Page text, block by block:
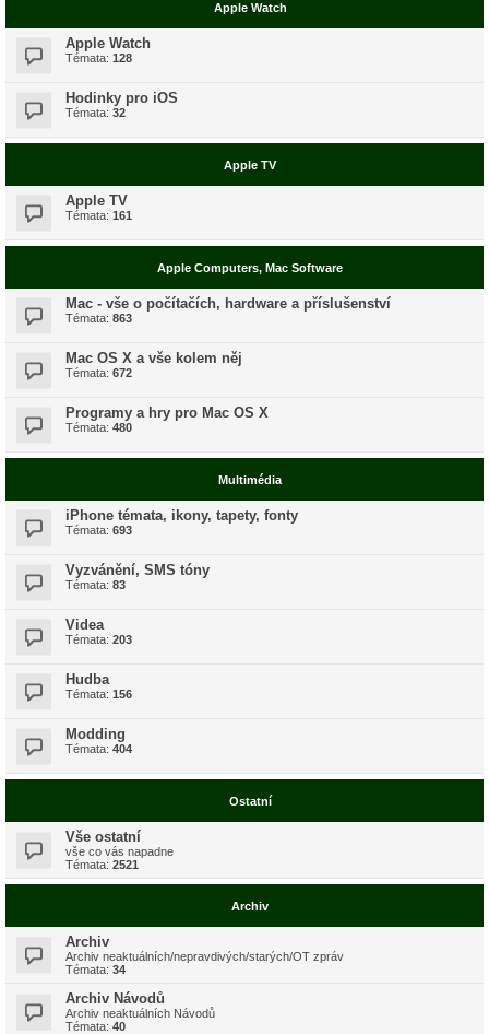
Apple Watch
Apple Watch
Témata: 128
Hodinky pro iOS
Témata: 32
Apple TV
Apple TV
Témata: 161
Apple Computers, Mac Software
Mac - vše o počítačích, hardware a příslušenství
Témata: 863
Mac OS X a vše kolem něj
Témata: 672
Programy a hry pro Mac OS X
Témata: 480
Multimédia
iPhone témata, ikony, tapety, fonty
Témata: 693
Vyzvánění, SMS tóny
Témata: 83
Videa
Témata: 203
Hudba
Témata: 156
Modding
Témata: 404
Ostatní
Vše ostatní
vše co vás napadne
Témata: 2521
Archiv
Archiv
Archiv neaktuálních/nepravdivých/starých/OT zpráv
Témata: 34
Archiv Návodů
Archiv neaktuálních Návodů
Témata: 40